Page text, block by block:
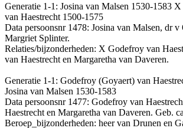
Generatie 1-1: Josina van Malsen 1530-1583
van Haestrecht 1500-1575
Data persoonsnr 1478: Josina van Malsen, dr v
Margriet Splinter.
Relaties/bijzonderheden: X Godefroy van
van Haestrecht en Margaretha van Daveren.
Generatie 1-1: Godefroy (Goyaert) van
Josina van Malsen 1530-1583
Data persoonsnr 1477: Godefroy van
Haestrecht en Margaretha van Daveren. Geb.
Beroep_bijzonderheden: heer van Drunen en